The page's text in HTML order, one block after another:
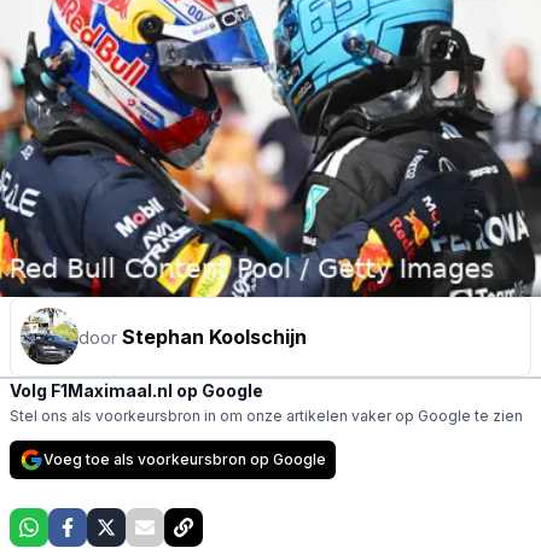
door Stephan Koolschijn
Volg F1Maximaal.nl op Google
Stel ons als voorkeursbron in om onze artikelen vaker op Google te zien
Voeg toe als voorkeursbron op Google